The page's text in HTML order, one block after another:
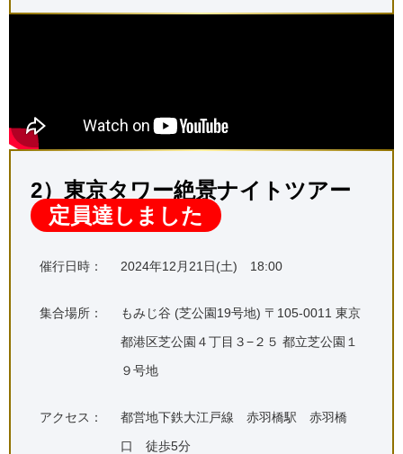
2）東京タワー絶景ナイトツアー
定員達しました
催行日時： 2024年12月21日(土) 18:00
集合場所：
もみじ谷 (芝公園19号地) 〒105-0011 東京
都港区芝公園４丁目３−２５ 都立芝公園１
９号地
アクセス：
都営地下鉄大江戸線 赤羽橋駅 赤羽橋
口 徒歩5分